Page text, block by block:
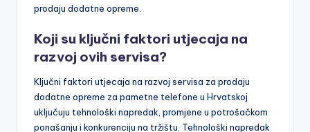
prodaju dodatne opreme.
Koji su ključni faktori utjecaja na
razvoj ovih servisa?
Ključni faktori utjecaja na razvoj servisa za prodaju
dodatne opreme za pametne telefone u Hrvatskoj
uključuju tehnološki napredak, promjene u potrošačkom
ponašanju i konkurenciju na tržištu. Tehnološki napredak